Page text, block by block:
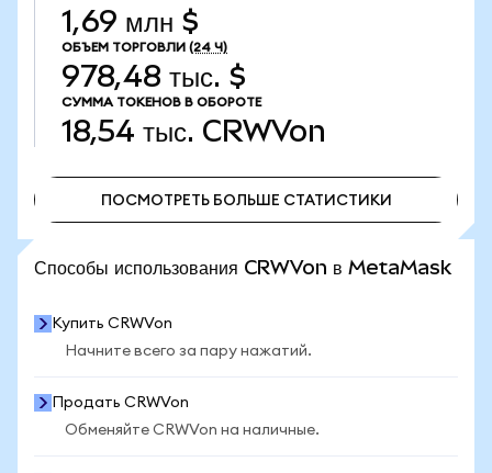
1,69 млн $
ОБЪЕМ ТОРГОВЛИ (24 Ч)
978,48 тыс. $
СУММА ТОКЕНОВ В ОБОРОТЕ
18,54 тыс. CRWVon
ПОСМОТРЕТЬ БОЛЬШЕ СТАТИСТИКИ
Способы использования CRWVon в MetaMask
Купить CRWVon
Начните всего за пару нажатий.
Продать CRWVon
Обменяйте CRWVon на наличные.